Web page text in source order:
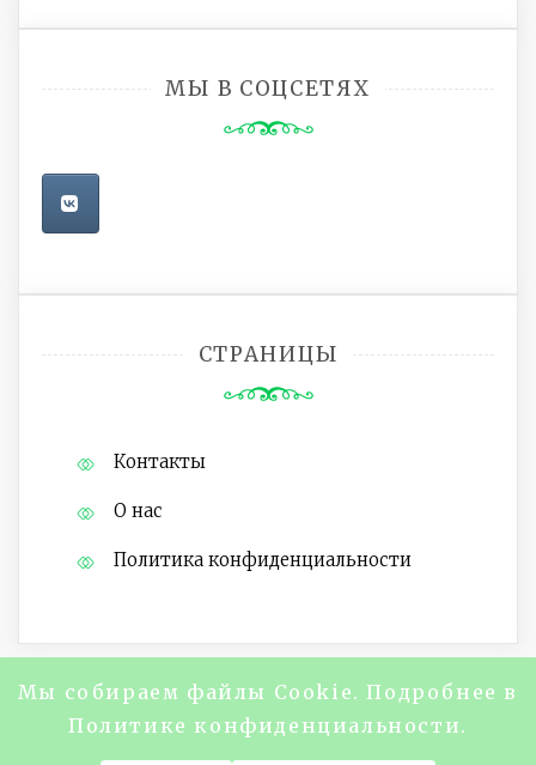
МЫ В СОЦСЕТЯХ
СТРАНИЦЫ
Контакты
О нас
Политика конфиденциальности
Copyright @2024 Журнал "About Life
Magazine" Все права защищены.
Мы собираем файлы Cookie. Подробнее в
Политике конфиденциальности.